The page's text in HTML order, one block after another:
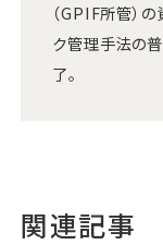
（GPIF所管）
ク管理手法の
了。
関連記事